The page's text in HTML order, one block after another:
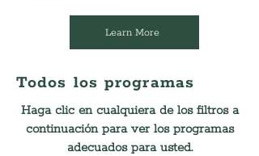
Learn More
Todos los programas
Haga clic en cualquiera de los filtros a
continuación para ver los programas
adecuados para usted.